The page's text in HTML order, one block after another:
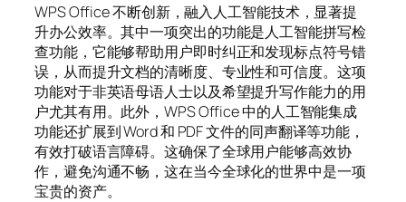
WPS Office 不断创新，融入人工智能技术，显著提
升办公效率。其中一项突出的功能是人工智能拼写检
查功能，它能够帮助用户即时纠正和发现标点符号错
误，从而提升文档的清晰度、专业性和可信度。这项
功能对于非英语母语人士以及希望提升写作能力的用
户尤其有用。此外，WPS Office 中的人工智能集成
功能还扩展到 Word 和 PDF 文件的同声翻译等功能，
有效打破语言障碍。这确保了全球用户能够高效协
作，避免沟通不畅，这在当今全球化的世界中是一项
宝贵的资产。